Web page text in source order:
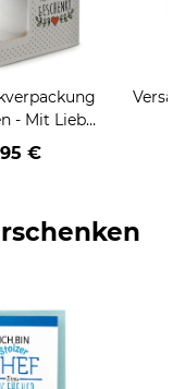
- Mit Liebe
€